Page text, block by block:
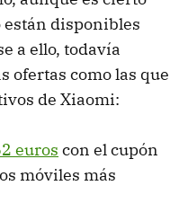
están disponibles
a ello, todavía
ofertas como las que
de Xiaomi:
euros con el cupón
móviles más